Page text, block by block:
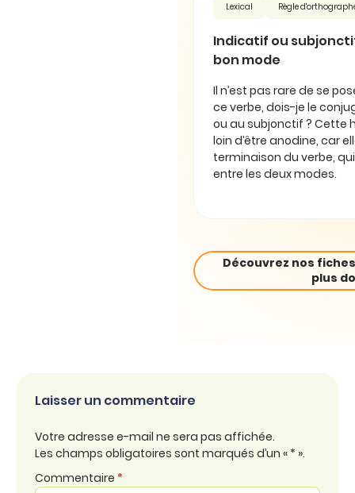
Lexical Règle
Indicatif ou
bon mode
Il n’est pas rare de se
ce verbe, dois-je le
ou au subjonctif ? Cette
loin d’être anodine, car
terminaison du verbe,
entre les deux modes.
Découvrez nos
plus
Laisser un commentaire
Votre adresse e-mail ne sera pas affichée.
Les champs obligatoires sont marqués d’un « * ».
Commentaire *